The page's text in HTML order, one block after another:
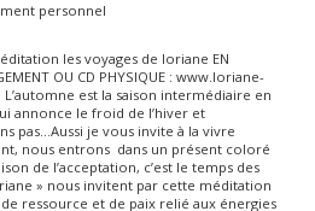
personnel
les voyages de loriane EN
OU CD PHYSIQUE : www.loriane-
est la saison intermédiaire en
annonce le froid de l’hiver et
pas…Aussi je vous invite à la vivre
nous entrons dans un présent coloré
de l’acceptation, c’est le temps des
» nous invitent par cette méditation
ressource et de paix relié aux énergies